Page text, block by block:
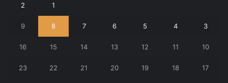
1
2
3
4
5
6
7
8
9
10
11
12
13
14
15
16
17
18
19
20
21
22
23